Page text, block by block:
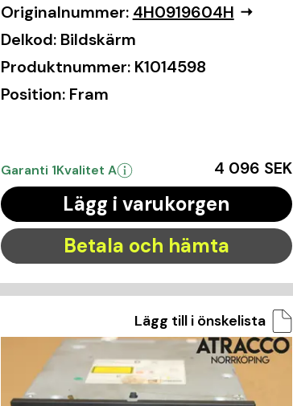
Originalnummer: 4H0919604H
Delkod: Bildskärm
Produktnummer: K1014598
Position: Fram
Garanti 1Kvalitet A 4 096 SEK
Lägg i varukorgen
Betala och hämta
Lägg till i önskelista